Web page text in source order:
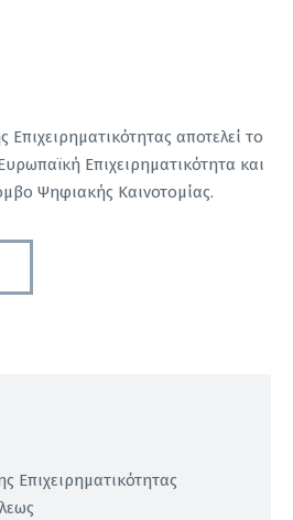
Επιχειρηματικότητας αποτελεί το
Επιχειρηματικότητα και
Ψηφιακής Καινοτομίας.
Επιχειρηματικότητας